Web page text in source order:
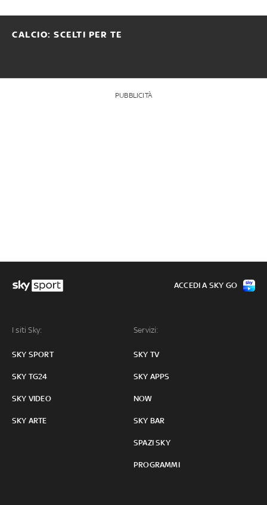
CALCIO: SCELTI PER TE
PUBBLICITÀ
I siti Sky:
SKY SPORT
SKY TG24
SKY VIDEO
SKY ARTE
Servizi:
SKY TV
SKY APPS
NOW
SKY BAR
SPAZI SKY
PROGRAMMI
ACCEDI A SKY GO